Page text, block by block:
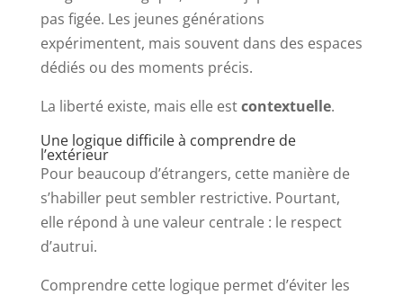
pas figée. Les jeunes générations
expérimentent, mais souvent dans des espaces
dédiés ou des moments précis.
La liberté existe, mais elle estcontextuelle.
Une logique difficile à comprendre de
l’extérieur
Pour beaucoup d’étrangers, cette manière de
s’habiller peut sembler restrictive. Pourtant,
elle répond à une valeur centrale : le respect
d’autrui.
Comprendre cette logique permet d’éviter les